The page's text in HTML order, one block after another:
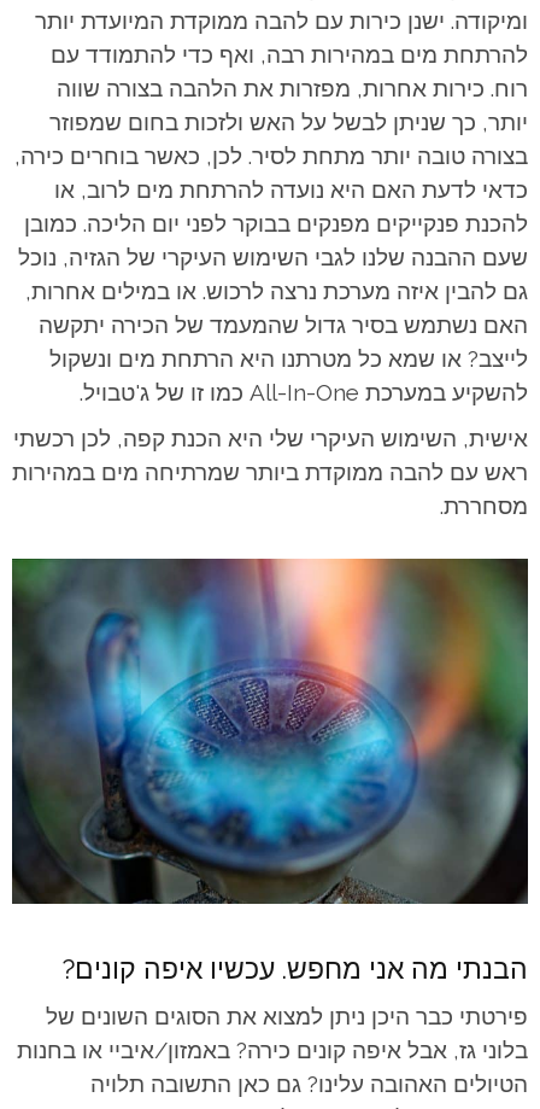
ומיקודה. ישנן כירות עם להבה ממוקדת המיועדת יותר
להרתחת מים במהירות רבה, ואף כדי להתמודד עם
רוח. כירות אחרות, מפזרות את הלהבה בצורה שווה
יותר, כך שניתן לבשל על האש ולזכות בחום שמפוזר
בצורה טובה יותר מתחת לסיר. לכן, כאשר בוחרים כירה,
כדאי לדעת האם היא נועדה להרתחת מים לרוב, או
להכנת פנקייקים מפנקים בבוקר לפני יום הליכה. כמובן
שעם ההבנה שלנו לגבי השימוש העיקרי של הגזיה, נוכל
גם להבין איזה מערכת נרצה לרכוש. או במילים אחרות,
האם נשתמש בסיר גדול שהמעמד של הכירה יתקשה
לייצב? או שמא כל מטרתנו היא הרתחת מים ונשקול
להשקיע במערכת All-In-One כמו זו של ג'טבויל.
אישית, השימוש העיקרי שלי היא הכנת קפה, לכן רכשתי
ראש עם להבה ממוקדת ביותר שמרתיחה מים במהירות
מסחררת.
הבנתי מה אני מחפש. עכשיו איפה קונים?
פירטתי כבר היכן ניתן למצוא את הסוגים השונים של
בלוני גז, אבל איפה קונים כירה? באמזון/איביי או בחנות
הטיולים האהובה עלינו? גם כאן התשובה תלויה